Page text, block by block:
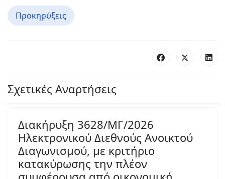
Προκηρύξεις
Σχετικές Αναρτήσεις
Διακήρυξη 3628/ΜΓ/2026
Ηλεκτρονικού Διεθνούς Ανοικτού
Διαγωνισμού, με κριτήριο
κατακύρωσης την πλέον